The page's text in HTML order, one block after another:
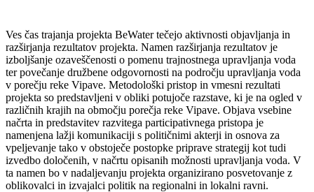
Ves čas trajanja projekta BeWater tečejo aktivnosti objavljanja in
razširjanja rezultatov projekta. Namen razširjanja rezultatov je
izboljšanje ozaveščenosti o pomenu trajnostnega upravljanja voda
ter povečanje družbene odgovornosti na področju upravljanja voda
v porečju reke Vipave. Metodološki pristop in vmesni rezultati
projekta so predstavljeni v obliki potujoče razstave, ki je na ogled v
različnih krajih na območju porečja reke Vipave. Objava vsebine
načrta in predstavitev razvitega participativnega pristopa je
namenjena lažji komunikaciji s političnimi akterji in osnova za
vpeljevanje tako v obstoječe postopke priprave strategij kot tudi
izvedbo določenih, v načrtu opisanih možnosti upravljanja voda. V
ta namen bo v nadaljevanju projekta organizirano posvetovanje z
oblikovalci in izvajalci politik na regionalni in lokalni ravni.